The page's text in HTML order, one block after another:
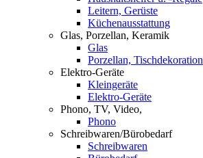
Leitern, Gerüste
Küchenausstattung
Glas, Porzellan, Keramik
Glas
Porzellan, Tischdekoration
Elektro-Geräte
Kleingeräte
Elektro-Geräte
Phono, TV, Video,
Phono
Schreibwaren/Bürobedarf
Schreibwaren